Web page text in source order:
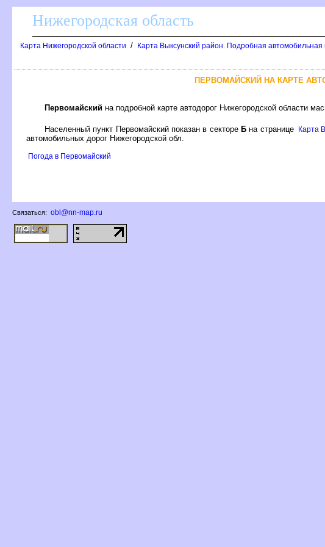
Нижегородская область
Карта Нижегородской области / Карта Выксунский район. Подробная
ПЕРВОМАЙСКИЙ НА КАРТЕ
Первомайский на подробной карте автодорог Нижегородской области
Населенный пункт Первомайский показан в секторе Б на странице Карта
автомобильных дорог Нижегородской обл.
Погода в Первомайский
Связаться: obl@nn-map.ru